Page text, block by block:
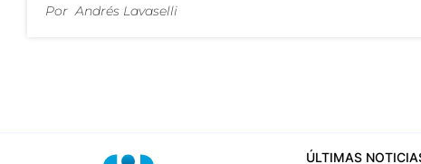
Por Andrés Lavaselli
ÚLTIMAS